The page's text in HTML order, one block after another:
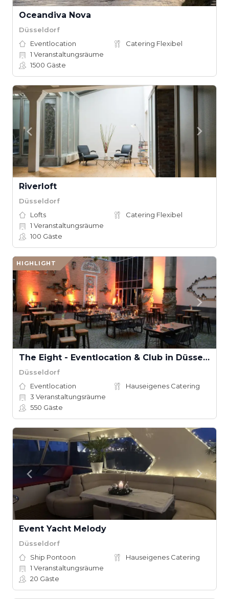
Oceandiva Nova
Düsseldorf
Eventlocation
Catering Flexibel
1 Veranstaltungsräume
1500 Gäste
Riverloft
Düsseldorf
Lofts
Catering Flexibel
1 Veranstaltungsräume
100 Gäste
HIGHLIGHT
The Eight - Eventlocation & Club in Düsseldorf
Düsseldorf
Eventlocation
Hauseigenes Catering
3 Veranstaltungsräume
550 Gäste
Event Yacht Melody
Düsseldorf
Ship Pontoon
Hauseigenes Catering
1 Veranstaltungsräume
20 Gäste